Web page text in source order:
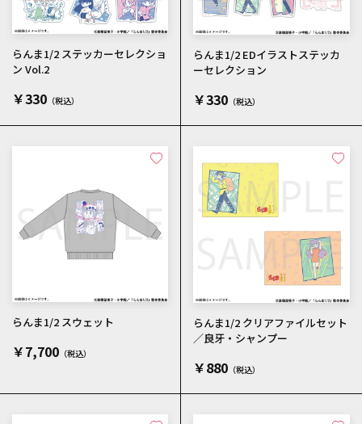
らんま1/2 ステッカーセレクショ
ン Vol.2
￥330
らんま1/2 EDイラストステッカ
ーセレクション
￥330
らんま1/2 スウェット
￥7,700
らんま1/2 クリアファイルセット
／良牙・シャンプー
￥880